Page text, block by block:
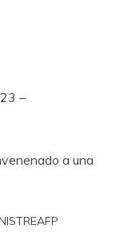
–
a una
AFP